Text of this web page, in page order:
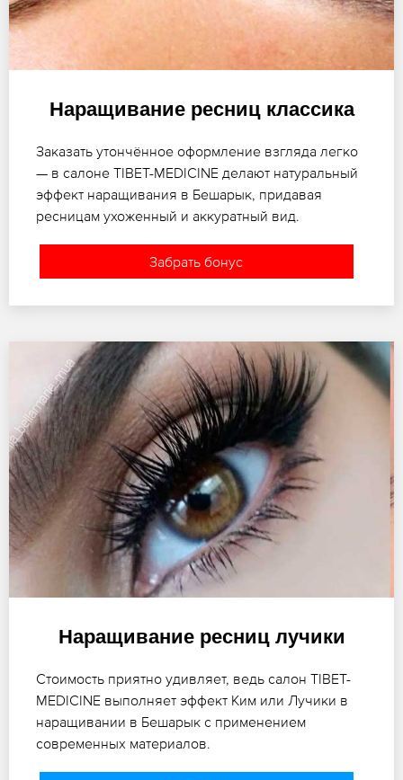
Наращивание ресниц классика
Заказать утончённое оформление взгляда легко
— в салоне TIBET-MEDICINE делают натуральный
эффект наращивания в Бешарык, придавая
ресницам ухоженный и аккуратный вид.
Забрать бонус
Наращивание ресниц лучики
Стоимость приятно удивляет, ведь салон TIBET-
MEDICINE выполняет эффект Ким или Лучики в
наращивании в Бешарык с применением
современных материалов.